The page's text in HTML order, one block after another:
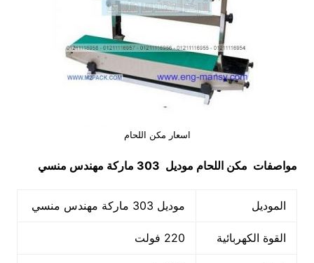
اسعار مكن اللحام
مواصفات مكن اللحام موديل 303 ماركة مهندس منسي
الموديل موديل 303 ماركة مهندس منسي
القوة الكهربائية 220 فولت